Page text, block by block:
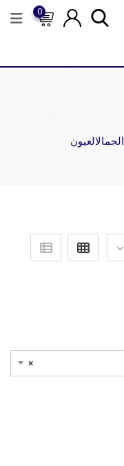
0
الجمالالعيون
×